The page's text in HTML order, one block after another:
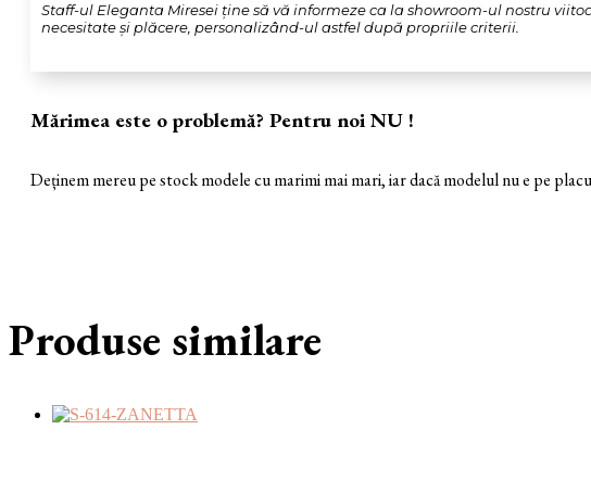
Staff-ul Eleganta Miresei ține să vă informeze ca la showroom-ul nostru
necesitate și plăcere, personalizând-ul astfel după propriile criterii.
Mărimea este o problemă? Pentru noi NU !
Deținem mereu pe stock modele cu marimi mai mari, iar dacă modelul nu e pe
Produse similare